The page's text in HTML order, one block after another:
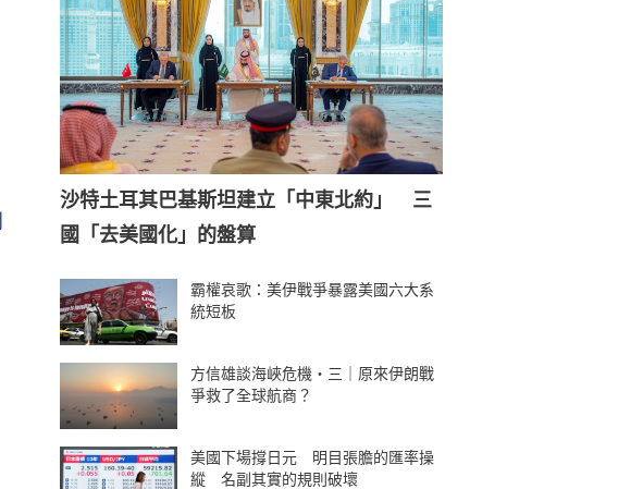
沙特土耳其巴基斯坦建立「中東北約」 三
國「去美國化」的盤算
霸權哀歌：美伊戰爭暴露美國六大系
統短板
方信雄談海峽危機・三｜原來伊朗戰
爭救了全球航商？
美國下場撐日元 明目張膽的匯率操
縱 名副其實的規則破壞